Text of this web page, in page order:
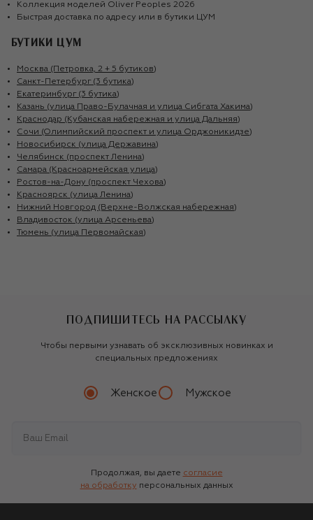
Коллекция моделей Oliver Peoples 2026
Быстрая доставка по адресу или в бутики ЦУМ
БУТИКИ ЦУМ
Москва (Петровка, 2 + 5 бутиков)
Санкт-Петербург (3 бутика)
Екатеринбург (3 бутика)
Казань (улица Право-Булачная и улица Сибгата Хакима)
Краснодар (Кубанская набережная и улица Дальняя)
Сочи (Олимпийский проспект и улица Орджоникидзе)
Новосибирск (улица Державина)
Челябинск (проспект Ленина)
Самара (Красноармейская улица)
Ростов-на-Дону (проспект Чехова)
Красноярск (улица Ленина)
Нижний Новгород (Верхне-Волжская набережная)
Владивосток (улица Арсеньева)
Тюмень (улица Первомайская)
ПОДПИШИТЕСЬ НА РАССЫЛКУ
Чтобы первыми узнавать об эксклюзивных новинках и
специальных предложениях
Женское Мужское
Продолжая, вы даете согласие
на обработку персональных данных